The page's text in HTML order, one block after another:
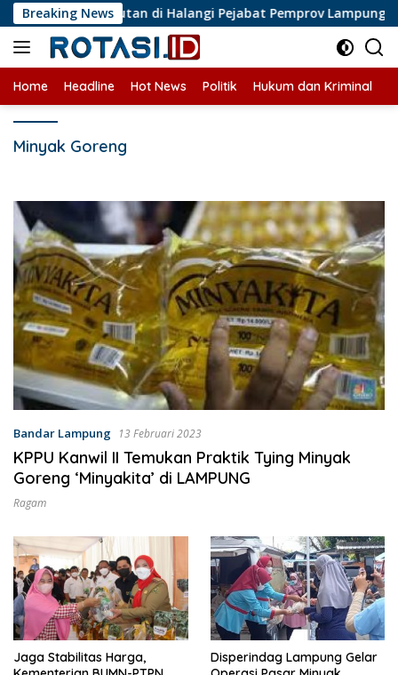
Langsung
ke
konten
Breaking News
Jurnalis Liputan di Halangi Pejabat Pemprov Lampung
Home Headline Hot News Politik Hukum dan Kriminal
Minyak Goreng
Bandar Lampung 13 Februari 2023
KPPU Kanwil II Temukan Praktik Tying Minyak
Goreng ‘Minyakita’ di LAMPUNG
Ragam
Jaga Stabilitas Harga,
Disperindag Lampung Gelar